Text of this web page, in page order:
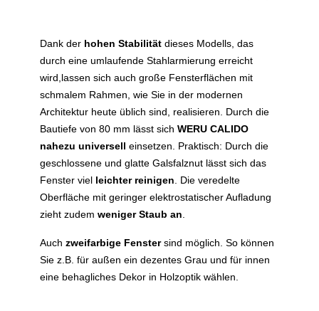
Dank der hohen Stabilität dieses Modells, das
durch eine umlaufende Stahlarmierung erreicht
wird,lassen sich auch große Fensterflächen mit
schmalem Rahmen, wie Sie in der modernen
Architektur heute üblich sind, realisieren. Durch die
Bautiefe von 80 mm lässt sich WERU CALIDO
nahezu universell einsetzen. Praktisch: Durch die
geschlossene und glatte Galsfalznut lässt sich das
Fenster viel leichter reinigen . Die veredelte
Oberfläche mit geringer elektrostatischer Aufladung
zieht zudem weniger Staub an
Auch zweifarbige Fenstersind möglich. So können
Sie z.B. für außen ein dezentes Grau und für innen
eine behagliches Dekor in Holzoptik wählen.